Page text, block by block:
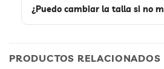
¿Puedo cambiar la talla si no
PRODUCTOS RELACIONADOS